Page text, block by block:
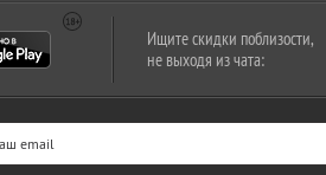
Ищите скидки поблизости,
не выходя из чата: